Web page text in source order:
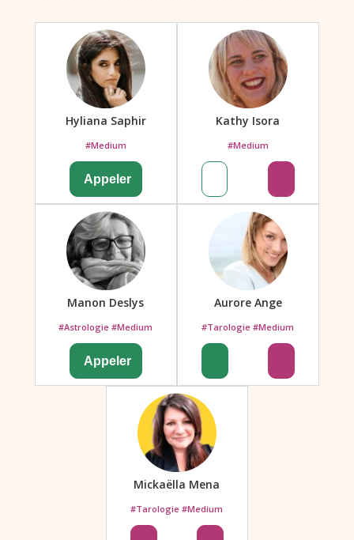
Hyliana Saphir
#Medium
Kathy Isora
#Medium
Manon Deslys
#Astrologie #Medium
Aurore Ange
#Tarologie #Medium
Mickaëlla Mena
#Tarologie #Medium